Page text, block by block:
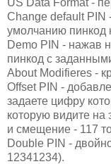
Change default PIN
умолчанию пинкод
Demo PIN - нажав
пинкод с
About Modifieres -
Offset PIN -
задаете цифру
которую видите
и смещение - 117
Double PIN -
12341234).